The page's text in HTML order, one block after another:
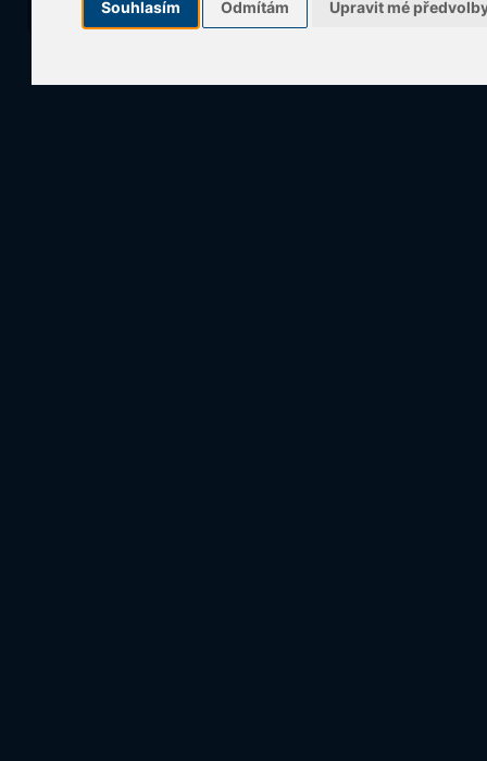
Souhlasím Odmítám Upravit mé
E-mail:servis@iresoft.sk